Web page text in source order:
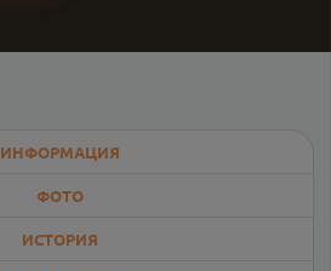
ИНФОРМАЦИЯ
ФОТО
ИСТОРИЯ